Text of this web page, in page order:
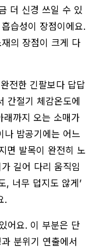
더 신경 쓰일 수 있
습성이 장점이에요.
의 장점이 크게 다
전한 긴팔보다 답답
간절기 체감온도에
래까지 오는 소매가
나 밤공기에는 어느
면 발목이 완전히 노
길어 다리 움직임
, 너무 덥지도 않게’
.
어요. 이 부분은 단
분위기 연출에서